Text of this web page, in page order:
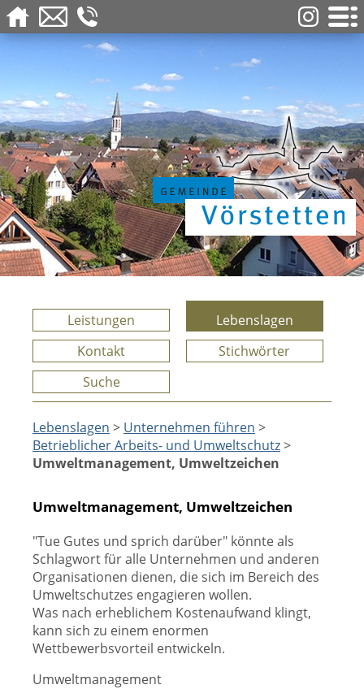
Leistungen
Lebenslagen
Kontakt
Stichwörter
Suche
Lebenslagen > Unternehmen führen >
Betrieblicher Arbeits- und Umweltschutz>
Umweltmanagement, Umweltzeichen
Umweltmanagement, Umweltzeichen
"Tue Gutes und sprich darüber" könnte als
Schlagwort für alle Unternehmen und anderen
Organisationen dienen, die sich im Bereich des
Umweltschutzes engagieren wollen.
Was nach erheblichem Kostenaufwand klingt,
kann sich zu einem enormen
Wettbewerbsvorteil entwickeln.
Umweltmanagement